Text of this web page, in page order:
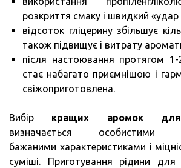
розкриття смаку і швидкий «удар
відсоток гліцерину збільшує
також підвищує і витрату
після настоювання протягом
стає набагато приємнішою і
свіжоприготовлена.
Вибір кращих аромок для
визначається особистими
бажаними характеристиками і
суміші. Приготування рідини